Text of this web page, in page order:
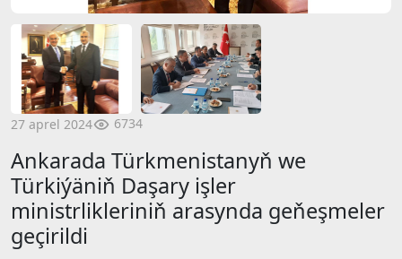
27 aprel 2024 6734
Ankarada Türkmenistanyň we
Türkiýäniň Daşary işler
ministrlikleriniň arasynda geňeşmeler
geçirildi